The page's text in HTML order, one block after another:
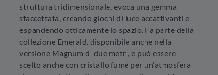
struttura tridimensionale, evoca una gemma
sfaccettata, creando giochi di luce accattivanti e
espandendo otticamente lo spazio. Fa parte della
collezione Emerald, disponibile anche nella
versione Magnum di due metri, e può essere
scelto anche con cristallo fumé per un'atmosfera